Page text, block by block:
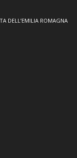
DELL’EMILIA ROMAGNA